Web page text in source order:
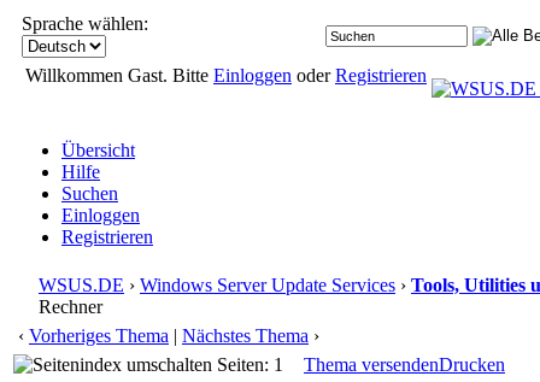
Sprache wählen:
Willkommen Gast. Bitte Einloggen oderRegistrieren
Übersicht
Hilfe
Suchen
Einloggen
Registrieren
WSUS.DE › Windows Server Update Services › Tools, Utilities
Rechner
‹ Vorheriges Thema | Nächstes Thema ›
Seiten: 1
Thema versendenDrucken